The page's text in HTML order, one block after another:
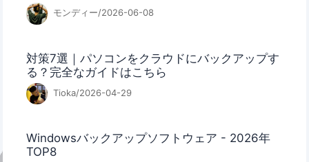
モンディー/2026-06-08
対策7選｜パソコンをクラウドにバックアップす
る？完全なガイドはこちら
Tioka/2026-04-29
Windowsバックアップソフトウェア - 2026年
TOP8